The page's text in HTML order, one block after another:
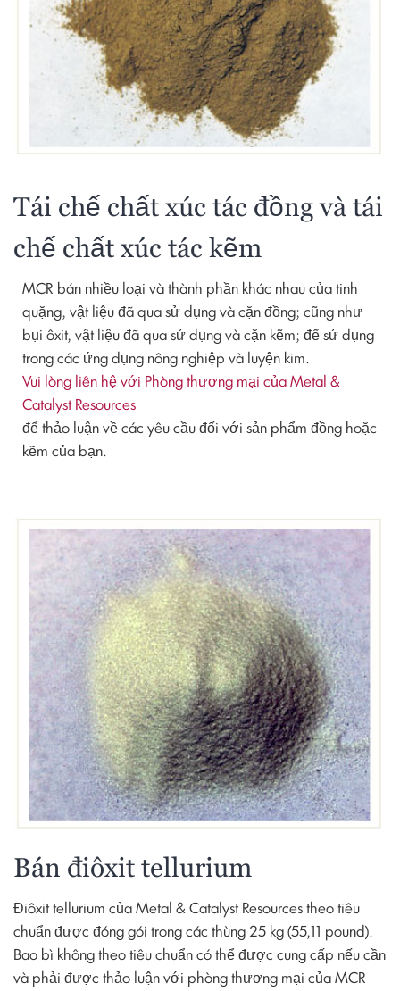
Tái chế chất xúc tác đồng và tái
chế chất xúc tác kẽm
MCR bán nhiều loại và thành phần khác nhau của tinh
quặng, vật liệu đã qua sử dụng và cặn đồng; cũng như
bụi ôxit, vật liệu đã qua sử dụng và cặn kẽm; để sử dụng
trong các ứng dụng nông nghiệp và luyện kim.
Vui lòng liên hệ với Phòng thương mại của Metal &
Catalyst Resources
để thảo luận về các yêu cầu đối với sản phẩm đồng hoặc
kẽm của bạn.
Bán điôxit tellurium
Điôxit tellurium của Metal & Catalyst Resources theo tiêu
chuẩn được đóng gói trong các thùng 25 kg (55,11 pound).
Bao bì không theo tiêu chuẩn có thể được cung cấp nếu cần
và phải được thảo luận với phòng thương mại của MCR